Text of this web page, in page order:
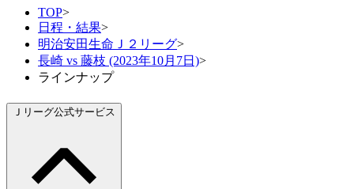
TOP>
日程・結果>
明治安田生命Ｊ２リーグ>
長崎 vs 藤枝 (2023年10月7日)>
ラインナップ
Ｊリーグ公式サービス